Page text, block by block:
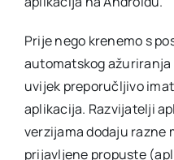
Prije nego krenemo s
automatskog
uvijek preporučljivo
aplikacija. Razvijatelji
verzijama dodaju razne
prijavljene propuste